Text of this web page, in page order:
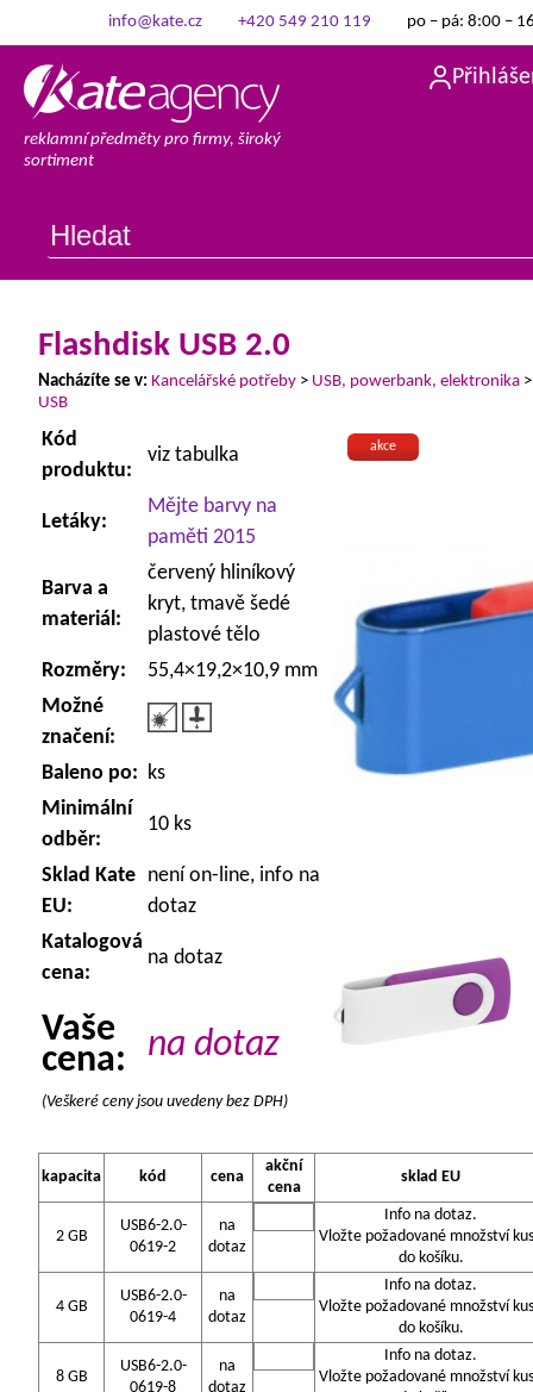
info@kate.cz +420 549 210 119 po – pá: 8:00 –
reklamní předměty pro firmy, široký
sortiment
Flashdisk USB 2.0
Nacházíte se v: Kancelářské potřeby > USB, powerbank, elektronika
USB
akce
Kód
produktu:
viz tabulka
Letáky:
Mějte barvy na
paměti 2015
Barva a
materiál:
červený hliníkový
kryt, tmavě šedé
plastové tělo
Rozměry:
55,4×19,2×10,9 mm
Možné
značení:
Baleno po: ks
Minimální
odběr:
10 ks
Sklad Kate
EU:
není on-line, info na
dotaz
Katalogová
cena:
na dotaz
Vaše
cena:
na dotaz
(Veškeré ceny jsou uvedeny bez DPH)
kapacita kód cena
akční
cena
sklad EU
2 GB
USB6-2.0-
0619-2
na
dotaz
Info na dotaz.
Vložte požadované množství
do košíku.
4 GB
USB6-2.0-
0619-4
na
dotaz
Info na dotaz.
Vložte požadované množství
do košíku.
8 GB
USB6-2.0-
0619-8
na
dotaz
Info na dotaz.
Vložte požadované množství